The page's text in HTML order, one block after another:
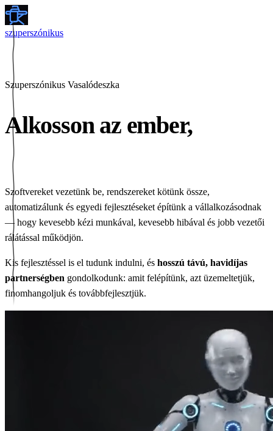
szuperszónikus
Szuperszónikus Vasalódeszka
Alkosson az ember,
dolgozzon a gép.
Szoftvereket vezetünk be, rendszereket kötünk össze,
automatizálunk és egyedi fejlesztéseket építünk a vállalkozásodnak
— hogy kevesebb kézi munkával, kevesebb hibával és jobb vezetői
rálátással működjön.
Kis fejlesztéssel is el tudunk indulni, és hosszú távú, havidíjas
partnerségben gondolkodunk: amit felépítünk, azt üzemeltetjük,
finomhangoljuk és továbbfejlesztjük.